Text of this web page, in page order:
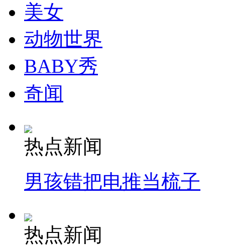
司机酒驾遇交警 急速倒车逃窜
美女
动物世界
BABY秀
奇闻
热点新闻
男孩错把电推当梳子
热点新闻